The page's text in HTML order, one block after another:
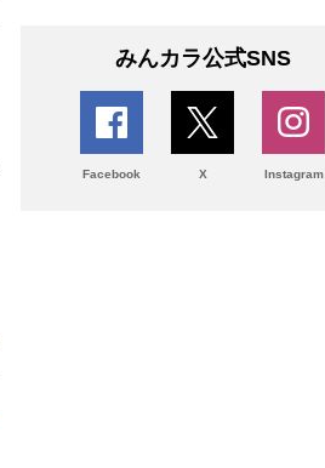
みんカラ公式SNS
Facebook X Instagram